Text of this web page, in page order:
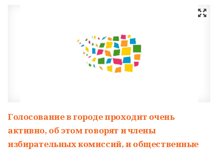
Голосование в городе проходит очень
активно, об этом говорят и члены
избирательных комиссий, и общественные